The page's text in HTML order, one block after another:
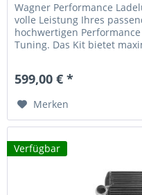
Wagner Performance
volle Leistung Ihres
hochwertigen
Tuning. Das Kit bietet
gegenüber Serienkühler
599,00 € *
Merken
Verfügbar